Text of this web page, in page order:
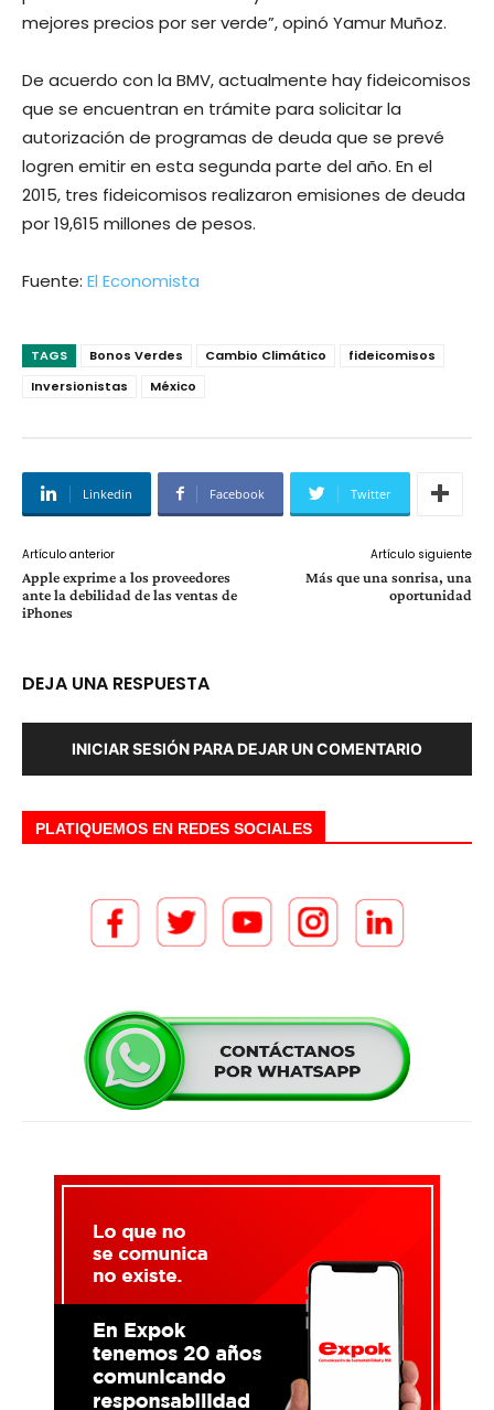
mejores precios por ser verde”, opinó Yamur Muñoz.
De acuerdo con la BMV, actualmente hay fideicomisos
que se encuentran en trámite para solicitar la
autorización de programas de deuda que se prevé
logren emitir en esta segunda parte del año. En el
2015, tres fideicomisos realizaron emisiones de deuda
por 19,615 millones de pesos.
Fuente: El Economista
TAGS Bonos Verdes Cambio Climático
fideicomisos
Inversionistas
México
Linkedin Facebook Twitter
Artículo anterior
Apple exprime a los proveedores
ante la debilidad de las ventas de
iPhones
Artículo siguiente
Más que una sonrisa, una
oportunidad
DEJA UNA RESPUESTA
INICIAR SESIÓN PARA DEJAR UN COMENTARIO
PLATIQUEMOS EN REDES SOCIALES